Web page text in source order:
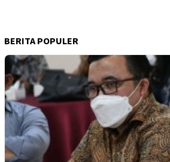
BERITA POPULER